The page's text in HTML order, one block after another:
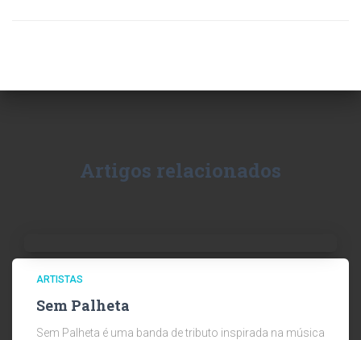
Artigos relacionados
ARTISTAS
Sem Palheta
Sem Palheta é uma banda de tributo inspirada na música